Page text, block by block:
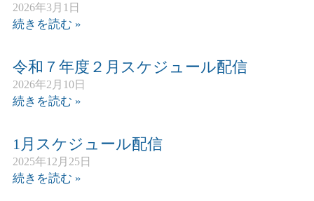
2026年3月1日
続きを読む »
令和７年度２月スケジュール配信
2026年2月10日
続きを読む »
1月スケジュール配信
2025年12月25日
続きを読む »